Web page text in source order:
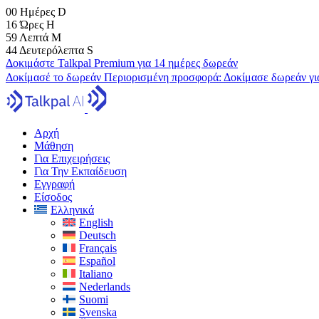
00 Ημέρες D
16 Ώρες H
59 Λεπτά M
43 Δευτερόλεπτα S
Δοκιμάστε Talkpal Premium για 14 ημέρες δωρεάν
Δοκίμασέ το δωρεάν Περιορισμένη προσφορά: Δοκίμασε δωρεάν
Αρχή
Μάθηση
Για Επιχειρήσεις
Για Την Εκπαίδευση
Εγγραφή
Είσοδος
Ελληνικά
English
Deutsch
Français
Español
Italiano
Nederlands
Suomi
Svenska